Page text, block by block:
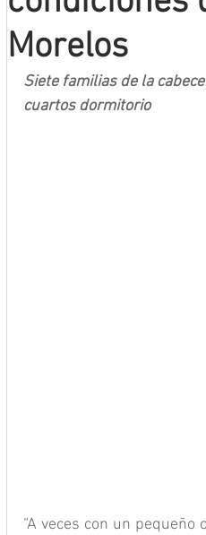
Morelos
Siete familias de la
cuartos dormitorio
“A veces con un